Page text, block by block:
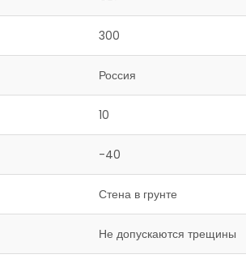
300
Россия
10
-40
Стена в грунте
Не допускаются трещины